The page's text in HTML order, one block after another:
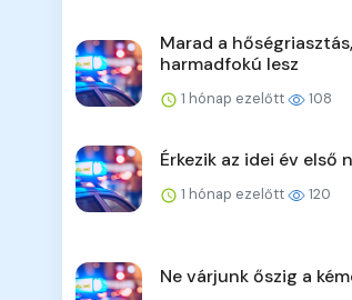
Marad a
harmadfokú lesz
1 hónap ezelőtt 108
Érkezik az idei év első
1 hónap ezelőtt 120
Ne várjunk őszig a